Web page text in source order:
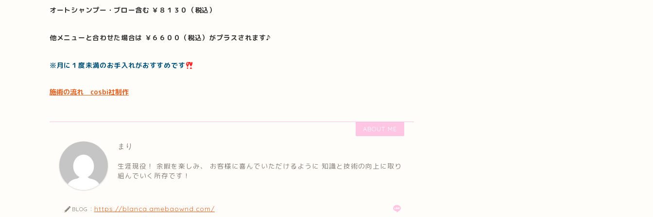
オートシャンプー・ブロー含む ￥８１３０（税込）
他メニューと合わせた場合は ￥６６００（税込）がプラスされます♪
※月に１度未満のお手入れがおすすめです
施術の流れ cosbi社制作
ABOUT ME
まり
生涯現役！ 余暇を楽しみ、 お客様に喜んでいただけるように 知識と技術の向上に取り
組んでいく所存です！
BLOG： https://blanca.amebaownd.com/